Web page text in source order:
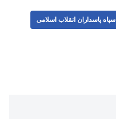
سپاه پاسداران انقلاب اسلامی